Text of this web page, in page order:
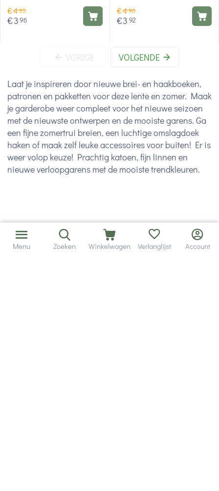
Laat je inspireren door nieuwe brei- en haakboeken,
patronen en pakketten voor deze lente en zomer. Maak
je garderobe weer compleet voor het nieuwe seizoen
met de nieuwste ontwerpen en de mooiste garens. Ga
een fijne zomertrui breien, een luchtige omslagdoek
haken of maak zelf leuke accessoires voor buiten! Er is
weer volop keuze! Prachtig katoen, fijn linnen en
nieuwe verloopgarens met de mooiste trendkleuren.
€495
€396
€490
€3 92
VORIGE VOLGENDE
Menu Zoeken Winkelwagen Verlanglijst Account